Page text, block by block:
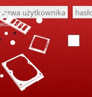
konto